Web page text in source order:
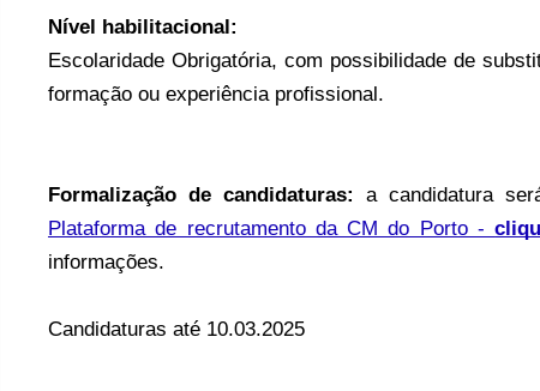
Nível habilitacional:
Escolaridade Obrigatória, com possibilidade de
formação ou experiência profissional.
Formalização de candidaturas: a candidatura
Plataforma de recrutamento da CM do Porto -
informações.
Candidaturas até 10.03.2025